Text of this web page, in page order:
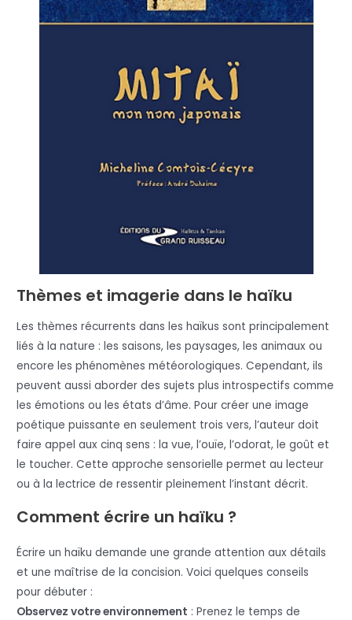
Thèmes et imagerie dans le haïku
Les thèmes récurrents dans les haïkus sont principalement
liés à la nature : les saisons, les paysages, les animaux ou
encore les phénomènes météorologiques. Cependant, ils
peuvent aussi aborder des sujets plus introspectifs comme
les émotions ou les états d’âme. Pour créer une image
poétique puissante en seulement trois vers, l’auteur doit
faire appel aux cinq sens : la vue, l’ouïe, l’odorat, le goût et
le toucher. Cette approche sensorielle permet au lecteur
ou à la lectrice de ressentir pleinement l’instant décrit.
Comment écrire un haïku ?
Écrire un haïku demande une grande attention aux détails
et une maîtrise de la concision. Voici quelques conseils
pour débuter :
Observez votre environnement : Prenez le temps de